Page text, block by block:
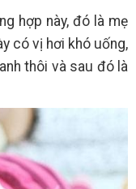
hợp này, đó là mẹ
có vị hơi khó uống,
thôi và sau đó là